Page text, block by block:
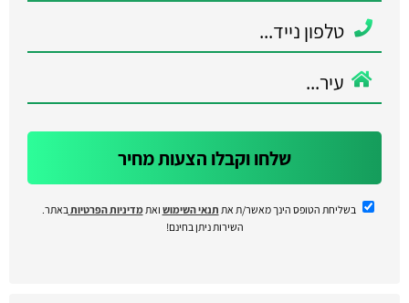
שלחו וקבלו הצעות מחיר
בשליחת הטופס הינך מאשר/ת את תנאי השימוש ואתמדיניות הפרטיותבאתר.
השירות ניתן בחינם!